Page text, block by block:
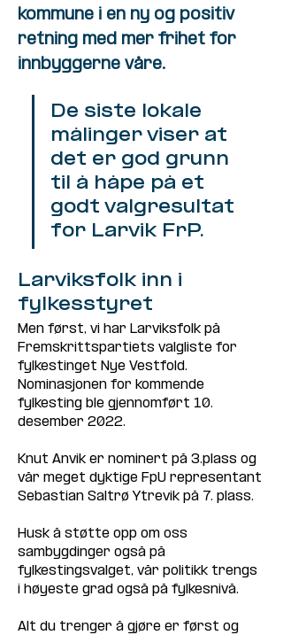
kommune i en ny og positiv
retning med mer frihet for
innbyggerne våre.
De siste lokale
målinger viser at
det er god grunn
til å håpe på et
godt valgresultat
for Larvik FrP.
Larviksfolk inn i
fylkesstyret
Men først, vi har Larviksfolk på
Fremskrittspartiets valgliste for
fylkestinget Nye Vestfold.
Nominasjonen for kommende
fylkesting ble gjennomført 10.
desember 2022.
Knut Anvik er nominert på 3.plass og
vår meget dyktige FpU representant
Sebastian Saltrø Ytrevik på 7. plass.
Husk å støtte opp om oss
sambygdinger også på
fylkestingsvalget, vår politikk trengs
i høyeste grad også på fylkesnivå.
Alt du trenger å gjøre er først og